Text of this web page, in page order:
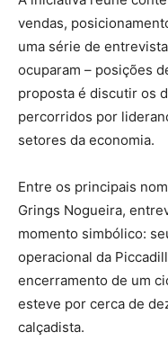
vendas,
uma série de
ocuparam – posições
proposta é discutir os
percorridos por
setores da economia.
Entre os principais
Grings Nogueira,
momento simbólico:
operacional da
encerramento de um
esteve por cerca de
calçadista.